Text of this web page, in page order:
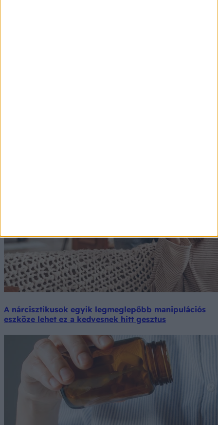
A nárcisztikusok egyik legmeglepőbb manipulációs
eszköze lehet ez a kedvesnek hitt gesztus